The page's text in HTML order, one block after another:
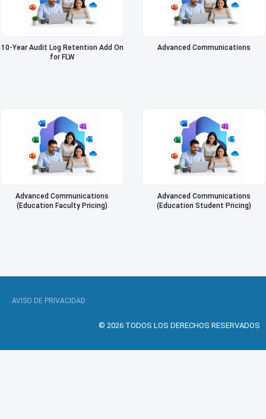
10-Year Audit Log Retention Add On
for FLW
Advanced Communications
Advanced Communications
(Education Faculty Pricing)
Advanced Communications
(Education Student Pricing)
AVISO DE PRIVACIDAD
© 2026 TODOS LOS DERECHOS RESERVADOS